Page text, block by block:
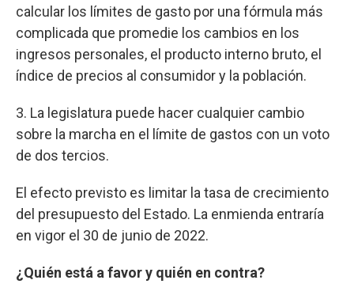
calcular los límites de gasto por una fórmula más
complicada que promedie los cambios en los
ingresos personales, el producto interno bruto, el
índice de precios al consumidor y la población.
3. La legislatura puede hacer cualquier cambio
sobre la marcha en el límite de gastos con un voto
de dos tercios.
El efecto previsto es limitar la tasa de crecimiento
del presupuesto del Estado. La enmienda entraría
en vigor el 30 de junio de 2022.
¿Quién está a favor y quién en contra?